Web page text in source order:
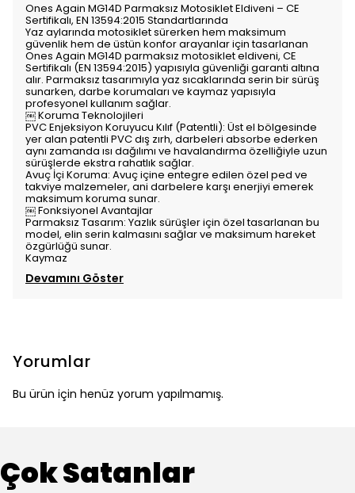
Ones Again MG14D Parmaksız Motosiklet Eldiveni – CE
Sertifikalı, EN 13594:2015 Standartlarında
Yaz aylarında motosiklet sürerken hem maksimum
güvenlik hem de üstün konfor arayanlar için tasarlanan
Ones Again MG14D parmaksız motosiklet eldiveni, CE
Sertifikalı (EN 13594:2015) yapısıyla güvenliği garanti altına
alır. Parmaksız tasarımıyla yaz sıcaklarında serin bir sürüş
sunarken, darbe korumaları ve kaymaz yapısıyla
profesyonel kullanım sağlar.
￼ Koruma Teknolojileri
PVC Enjeksiyon Koruyucu Kılıf (Patentli): Üst el bölgesinde
yer alan patentli PVC dış zırh, darbeleri absorbe ederken
aynı zamanda ısı dağılımı ve havalandırma özelliğiyle uzun
sürüşlerde ekstra rahatlık sağlar.
Avuç İçi Koruma: Avuç içine entegre edilen özel ped ve
takviye malzemeler, ani darbelere karşı enerjiyi emerek
maksimum koruma sunar.
￼ Fonksiyonel Avantajlar
Parmaksız Tasarım: Yazlık sürüşler için özel tasarlanan bu
model, elin serin kalmasını sağlar ve maksimum hareket
özgürlüğü sunar.
Kaymaz
Devamını Göster
Yorumlar
Bu ürün için henüz yorum yapılmamış.
Çok Satanlar